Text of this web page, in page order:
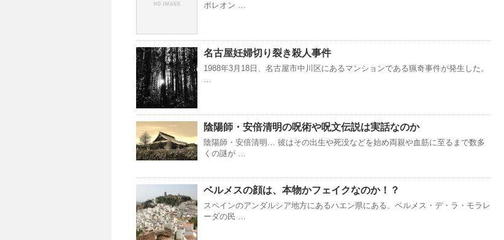
ポレオン …
名古屋妊婦切り裂き殺人事件
1988年3月18日、名古屋市中川区にあるマンションである猟奇事件が発生した。
…
陰陽師・安倍清明の呪術や呪文伝説は実話なのか
陰陽師・安倍清明… 彼はその出生や死没などを始め両親や血筋に至るまで数多
くの謎が …
ベルメスの顔は、本物かフェイクなのか！？
スペインのアンダルシア地方にあるハエン県にある、ベルメス・デ・ラ・モラレ
ーダの民 …